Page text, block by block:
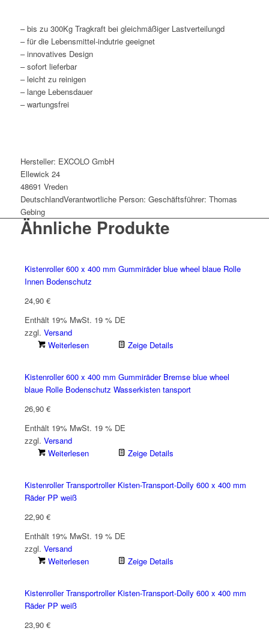
– bis zu 300Kg Tragkraft bei gleichmäßiger Lastverteilungd
– für die Lebensmittel-indutrie geeignet
– innovatives Design
– sofort lieferbar
– leicht zu reinigen
– lange Lebensdauer
– wartungsfrei
Hersteller: EXCOLO GmbH
Ellewick 24
48691 Vreden
DeutschlandVerantwortliche Person: Geschäftsführer: Thomas
Gebing
Ähnliche Produkte
Kistenroller 600 x 400 mm Gummiräder blue wheel blaue Rolle
Innen Bodenschutz
24,90 €
Enthält 19% MwSt. 19 % DE
zzgl. Versand
Weiterlesen
Zeige Details
Kistenroller 600 x 400 mm Gummiräder Bremse blue wheel
blaue Rolle Bodenschutz Wasserkisten tansport
26,90 €
Enthält 19% MwSt. 19 % DE
zzgl. Versand
Weiterlesen
Zeige Details
Kistenroller Transportroller Kisten-Transport-Dolly 600 x 400 mm
Räder PP weiß
22,90 €
Enthält 19% MwSt. 19 % DE
zzgl. Versand
Weiterlesen
Zeige Details
Kistenroller Transportroller Kisten-Transport-Dolly 600 x 400 mm
Räder PP weiß
23,90 €